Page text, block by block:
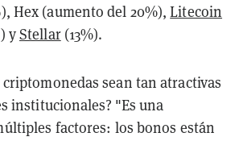
Hex (aumento del 20%),Litecoin
yStellar(13%).
criptomonedas sean tan atractivas
institucionales? "Es una
factores: los bonos están